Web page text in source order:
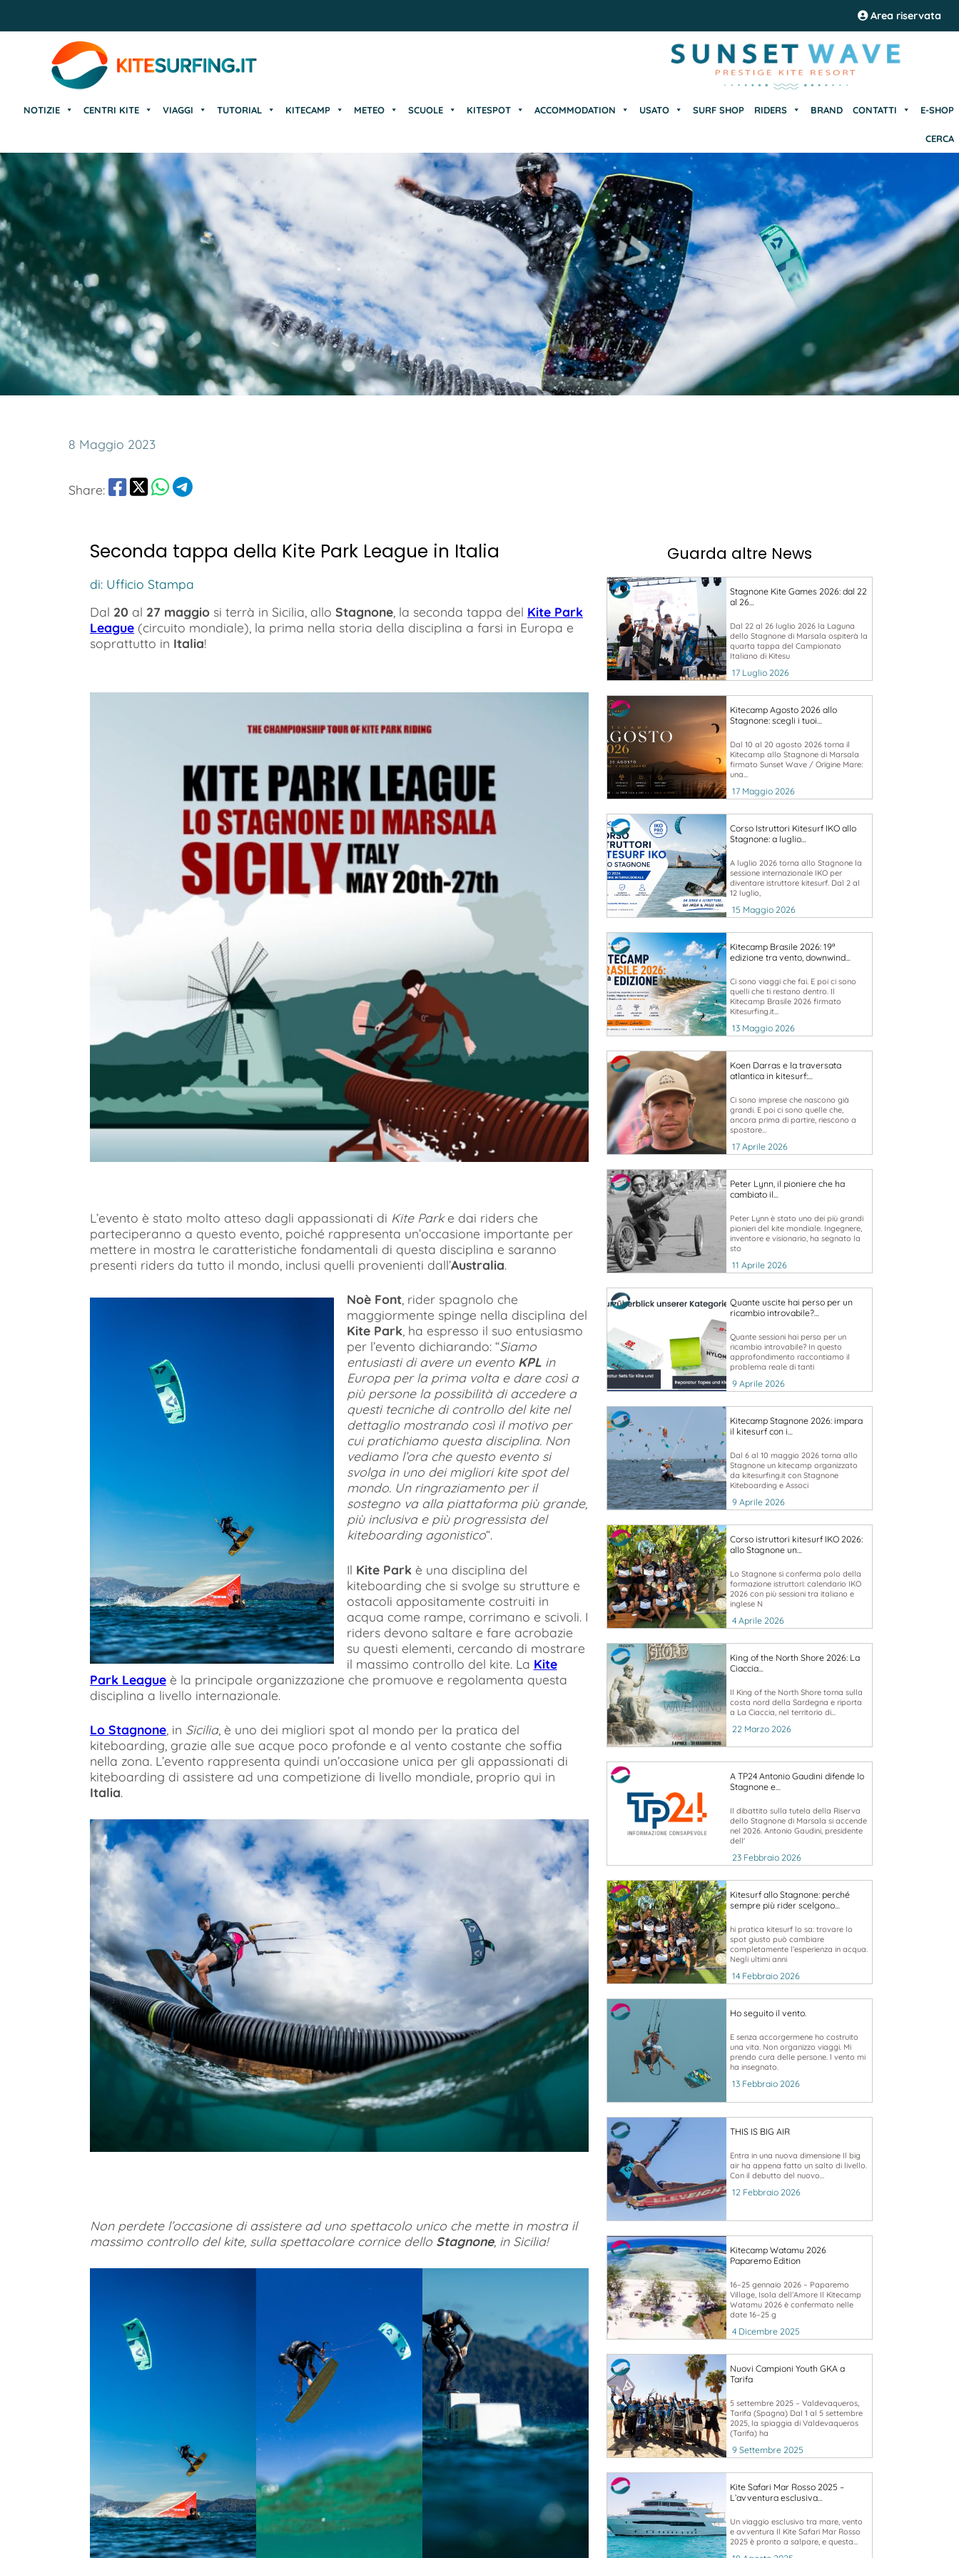
Area riservata
NOTIZIE CENTRI KITE VIAGGI TUTORIAL KITECAMP METEO SCUOLE KITESPOT ACCOMMODATION USATO SURF SHOP RIDERS BRAND CONTATTI E-SHOP
CERCA
8 Maggio 2023
Share:
Seconda tappa della Kite Park League in Italia
di: Ufficio Stampa
Dal 20 al 27 maggio si terrà in Sicilia, allo Stagnone , la seconda tappa del Kite Park
League (circuito mondiale), la prima nella storia della disciplina a farsi in Europa e
soprattutto in Italia!
L’evento è stato molto atteso dagli appassionati di Kite Parke dai riders che
parteciperanno a questo evento, poiché rappresenta un’occasione importante per
mettere in mostra le caratteristiche fondamentali di questa disciplina e saranno
presenti riders da tutto il mondo, inclusi quelli provenienti dall’Australia.
Noè Font, rider spagnolo che
maggiormente spinge nella disciplina del
Kite Park, ha espresso il suo entusiasmo
per l’evento dichiarando: “Siamo
entusiasti di avere un evento KPLin
Europa per la prima volta e dare così a
più persone la possibilità di accedere a
questi tecniche di controllo del kite nel
dettaglio mostrando così il motivo per
cui pratichiamo questa disciplina. Non
vediamo l’ora che questo evento si
svolga in uno dei migliori kite spot del
mondo. Un ringraziamento per il
sostegno va alla piattaforma più grande,
più inclusiva e più progressista del
kiteboarding agonistico“.
Il Kite Parkè una disciplina del
kiteboarding che si svolge su strutture e
ostacoli appositamente costruiti in
acqua come rampe, corrimano e scivoli. I
riders devono saltare e fare acrobazie
su questi elementi, cercando di mostrare
il massimo controllo del kite. La Kite
Park League è la principale organizzazione che promuove e regolamenta questa
disciplina a livello internazionale.
Lo Stagnone , in Sicilia, è uno dei migliori spot al mondo per la pratica del
kiteboarding, grazie alle sue acque poco profonde e al vento costante che soffia
nella zona. L’evento rappresenta quindi un’occasione unica per gli appassionati di
kiteboarding di assistere ad una competizione di livello mondiale, proprio qui in
Italia.
Non perdete l’occasione di assistere ad uno spettacolo unico che mette in mostra il
massimo controllo del kite, sulla spettacolare cornice dello Stagnone, in Sicilia!
Guarda altre News
Stagnone Kite Games 2026: dal 22
al 26…
Dal 22 al 26 luglio 2026 la Laguna
dello Stagnone di Marsala ospiterà la
quarta tappa del Campionato
Italiano di Kitesu
17 Luglio 2026
Kitecamp Agosto 2026 allo
Stagnone: scegli i tuoi…
Dal 10 al 20 agosto 2026 torna il
Kitecamp allo Stagnone di Marsala
firmato Sunset Wave / Orïgine Mare:
una...
17 Maggio 2026
Corso Istruttori Kitesurf IKO allo
Stagnone: a luglio…
A luglio 2026 torna allo Stagnone la
sessione internazionale IKO per
diventare istruttore kitesurf. Dal 2 al
12 luglio,
15 Maggio 2026
Kitecamp Brasile 2026: 19ª
edizione tra vento, downwind…
Ci sono viaggi che fai. E poi ci sono
quelli che ti restano dentro. Il
Kitecamp Brasile 2026 firmato
Kitesurfing.it...
13 Maggio 2026
Koen Darras e la traversata
atlantica in kitesurf:…
Ci sono imprese che nascono già
grandi. E poi ci sono quelle che,
ancora prima di partire, riescono a
spostare...
17 Aprile 2026
Peter Lynn, il pioniere che ha
cambiato il…
Peter Lynn è stato uno dei più grandi
pionieri del kite mondiale. Ingegnere,
inventore e visionario, ha segnato la
sto
11 Aprile 2026
Quante uscite hai perso per un
ricambio introvabile?…
Quante sessioni hai perso per un
ricambio introvabile? In questo
approfondimento raccontiamo il
problema reale di tanti
9 Aprile 2026
Kitecamp Stagnone 2026: impara
il kitesurf con i…
Dal 6 al 10 maggio 2026 torna allo
Stagnone un kitecamp organizzato
da kitesurfing.it con Stagnone
Kiteboarding e Associ
9 Aprile 2026
Corso istruttori kitesurf IKO 2026:
allo Stagnone un…
Lo Stagnone si conferma polo della
formazione istruttori: calendario IKO
2026 con più sessioni tra italiano e
inglese N
4 Aprile 2026
King of the North Shore 2026: La
Ciaccia…
Il King of the North Shore torna sulla
costa nord della Sardegna e riporta
a La Ciaccia, nel territorio di...
22 Marzo 2026
A TP24 Antonio Gaudini difende lo
Stagnone e…
Il dibattito sulla tutela della Riserva
dello Stagnone di Marsala si accende
nel 2026. Antonio Gaudini, presidente
dell'
23 Febbraio 2026
Kitesurf allo Stagnone: perché
sempre più rider scelgono…
hi pratica kitesurf lo sa: trovare lo
spot giusto può cambiare
completamente l’esperienza in acqua.
Negli ultimi anni
14 Febbraio 2026
Ho seguito il vento.
E senza accorgermene ho costruito
una vita. Non organizzo viaggi. Mi
prendo cura delle persone. l vento mi
ha insegnato.
13 Febbraio 2026
THIS IS BIG AIR
Entra in una nuova dimensione Il big
air ha appena fatto un salto di livello.
Con il debutto del nuovo...
12 Febbraio 2026
Kitecamp Watamu 2026
Paparemo Edition
16–25 gennaio 2026 – Paparemo
Village, Isola dell’Amore Il Kitecamp
Watamu 2026 è confermato nelle
date 16–25 g
4 Dicembre 2025
Nuovi Campioni Youth GKA a
Tarifa
5 settembre 2025 – Valdevaqueros,
Tarifa (Spagna) Dal 1 al 5 settembre
2025, la spiaggia di Valdevaqueros
(Tarifa) ha
9 Settembre 2025
Kite Safari Mar Rosso 2025 –
L’avventura esclusiva…
Un viaggio esclusivo tra mare, vento
e avventura Il Kite Safari Mar Rosso
2025 è pronto a salpare, e questa...